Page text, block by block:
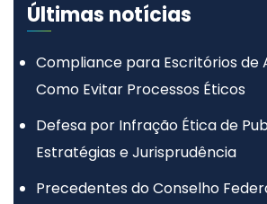
Últimas notícias
Compliance para Escritórios de
Como Evitar Processos Éticos
Defesa por Infração Ética de
Estratégias e Jurisprudência
Precedentes do Conselho